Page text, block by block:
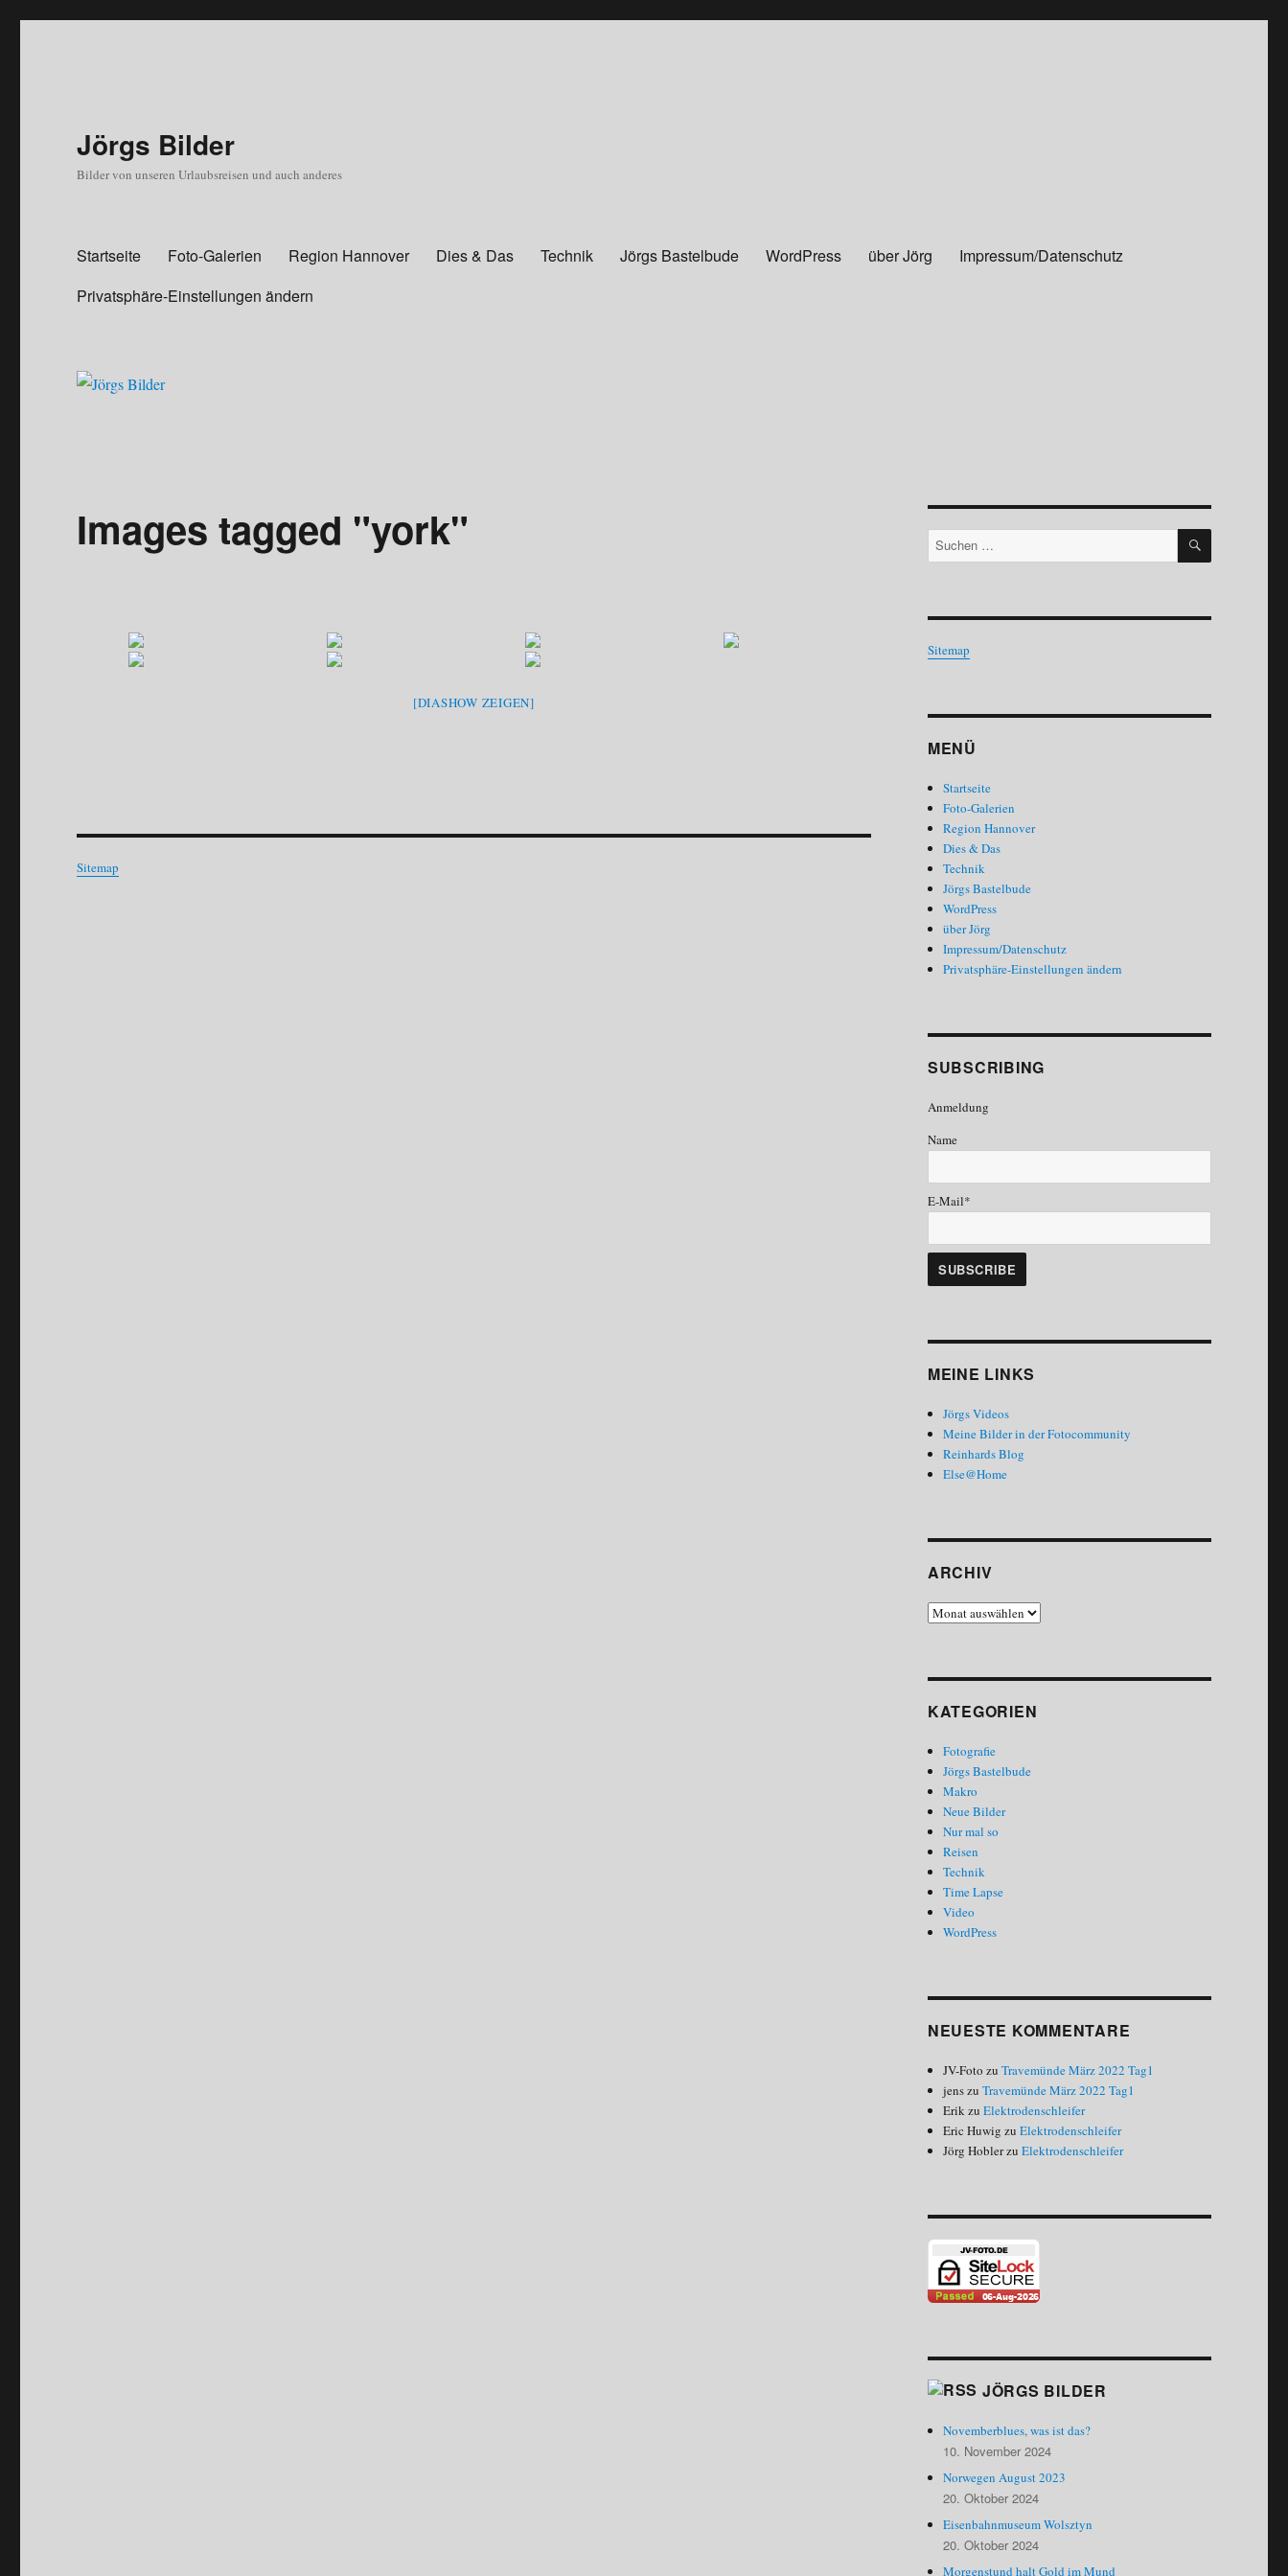
Jörgs Bilder
Bilder von unseren Urlaubsreisen und auch anderes
Startseite Foto-Galerien Region Hannover Dies & Das Technik Jörgs Bastelbude WordPress über Jörg
Impressum/Datenschutz
Privatsphäre-Einstellungen ändern
Images tagged "york"
[DIASHOW ZEIGEN]
Sitemap
Suchen
nach:
SUCHEN
Sitemap
MENÜ
Startseite
Foto-Galerien
Region Hannover
Dies & Das
Technik
Jörgs Bastelbude
WordPress
über Jörg
Impressum/Datenschutz
Privatsphäre-Einstellungen ändern
SUBSCRIBING
Anmeldung
Name
E-Mail*
MEINE LINKS
Jörgs Videos
Meine Bilder in der Fotocommunity
Reinhards Blog
Else@Home
ARCHIV
Archiv
KATEGORIEN
Fotografie
Jörgs Bastelbude
Makro
Neue Bilder
Nur mal so
Reisen
Technik
Time Lapse
Video
WordPress
NEUESTE KOMMENTARE
JV-Foto zuTravemünde März 2022 Tag1
jenszuTravemünde März 2022 Tag1
ErikzuElektrodenschleifer
Eric Huwig zuElektrodenschleifer
Jörg HoblerzuElektrodenschleifer
JÖRGS BILDER
Novemberblues, was ist das?
10. November 2024
Norwegen August 2023
20. Oktober 2024
Eisenbahnmuseum Wolsztyn
20. Oktober 2024
Morgenstund halt Gold im Mund